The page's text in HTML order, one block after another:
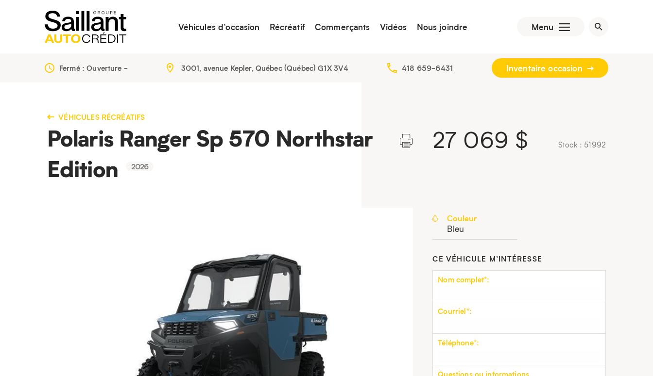
Véhicules d’occasion Récréatif Commerçants Vidéos Nous joindre Menu
Fermé : Ouverture - 3001, avenue Kepler, Québec (Québec) G1X 3V4 418 659-6431 Inventaire occasion
VÉHICULES RÉCRÉATIFS
Polaris Ranger Sp 570 Northstar
Edition
2026
Stock : 51992
27 069 $
Couleur
Bleu
CE VÉHICULE M’INTÉRESSE
Nom complet*:
Courriel*:
Téléphone*:
Questions ou informations